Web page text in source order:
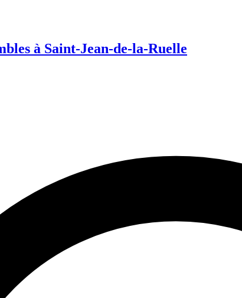
à Saint-Jean-de-la-Ruelle